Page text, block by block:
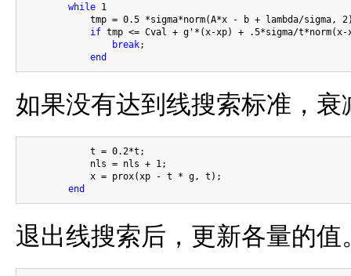
while 1
tmp = 0.5 *sigma*norm(A*x - b + lambda/sigma,
if tmp <= Cval + g'*(x-xp) + .5*sigma/
break;
end
如果没有达到线搜索标准，
            t = 0.2*t;
            nls = nls + 1;
            x = prox(xp - t * g, t);
end
退出线搜索后，更新各量的值